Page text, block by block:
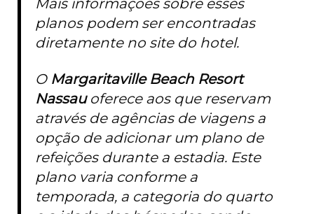
planos podem ser encontradas
diretamente no site do hotel.
O Margaritaville Beach Resort
Nassauoferece aos que reservam
através de agências de viagens a
opção de adicionar um plano de
refeições durante a estadia. Este
plano varia conforme a
temporada, a categoria do quarto